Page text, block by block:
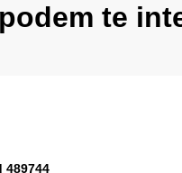
te
489744